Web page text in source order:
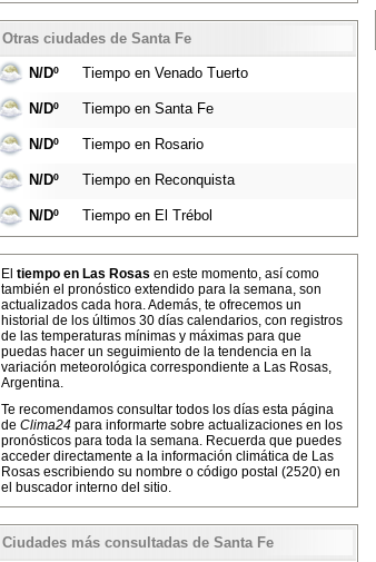
Otras ciudades de Santa Fe
N/Dº Tiempo en Venado Tuerto
N/Dº Tiempo en Santa Fe
N/Dº Tiempo en Rosario
N/Dº Tiempo en Reconquista
N/Dº Tiempo en El Trébol
El tiempo en Las Rosas en este momento, así como
también el pronóstico extendido para la semana, son
actualizados cada hora. Además, te ofrecemos un
historial de los últimos 30 días calendarios, con registros
de las temperaturas mínimas y máximas para que
puedas hacer un seguimiento de la tendencia en la
variación meteorológica correspondiente a Las Rosas,
Argentina.
Te recomendamos consultar todos los días esta página
de Clima24 para informarte sobre actualizaciones en los
pronósticos para toda la semana. Recuerda que puedes
acceder directamente a la información climática de Las
Rosas escribiendo su nombre o código postal (2520) en
el buscador interno del sitio.
Ciudades más consultadas de Santa Fe